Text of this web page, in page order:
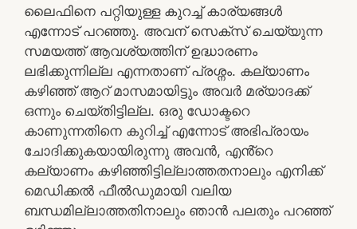
ലൈഫിനെ പറ്റിയുള്ള കുറച്ച് കാര്യങ്ങൾ
എന്നോട് പറഞ്ഞു. അവന് സെക്സ് ചെയ്യുന്ന
സമയത്ത് ആവശ്യത്തിന് ഉദ്ധാരണം
ലഭിക്കുന്നില്ല എന്നതാണ് പ്രശ്നം. കല്യാണം
കഴിഞ്ഞ് ആറ് മാസമായിട്ടും അവർ മര്യാദക്ക്
ഒന്നും ചെയ്തിട്ടില്ല. ഒരു ഡോക്ടറെ
കാണുന്നതിനെ കുറിച്ച് എന്നോട് അഭിപ്രായം
ചോദിക്കുകയായിരുന്നു അവൻ, എൻ്റെ
കല്യാണം കഴിഞ്ഞിട്ടില്ലാത്തതനാലും എനിക്ക്
മെഡിക്കൽ ഫീൽഡുമായി വലിയ
ബന്ധമില്ലാത്തതിനാലും ഞാൻ പലതും പറഞ്ഞ്